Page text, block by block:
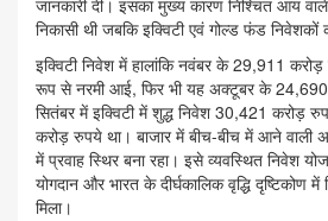
जानकारी दी। इसका मुख्य कारण निश्चित आय
निकासी थी जबकि इक्विटी एवं गोल्ड फंड
इक्विटी निवेश में हालांकि नवंबर के 29,911
रूप से नरमी आई, फिर भी यह अक्टूबर के
सितंबर में इक्विटी में शुद्ध निवेश 30,421
करोड़ रुपये था। बाजार में बीच-बीच में आने वाली
में प्रवाह स्थिर बना रहा। इसे व्यवस्थित निवेश
योगदान और भारत के दीर्घकालिक वृद्धि दृष्टिकोण में
मिला।